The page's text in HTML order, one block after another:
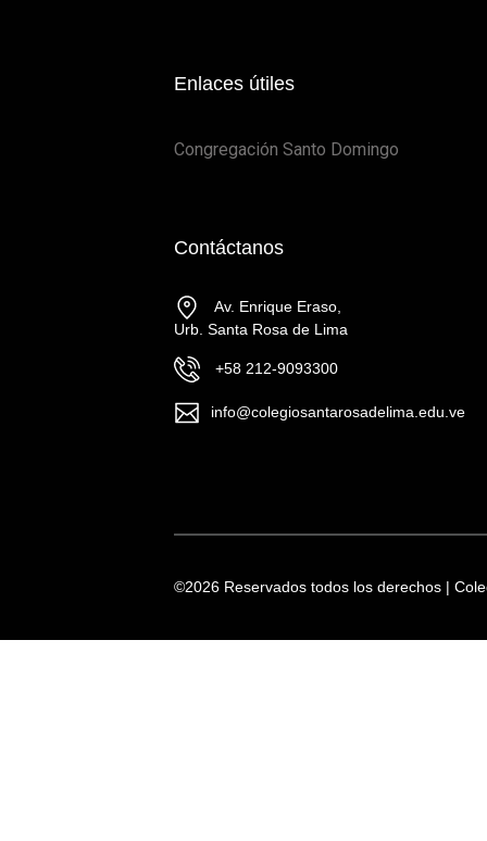
Enlaces útiles
Congregación Santo Domingo
Contáctanos
Av. Enrique Eraso,
Urb. Santa Rosa de Lima
+58 212-9093300
info@colegiosantarosadelima.edu.ve
©2026 Reservados todos los derechos |